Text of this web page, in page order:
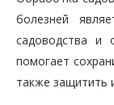
болезней
садоводства и
помогает
также защитить